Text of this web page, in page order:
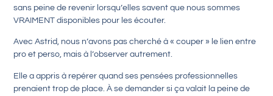
sans peine de revenir lorsqu’elles savent que nous sommes
VRAIMENT disponibles pour les écouter.
Avec Astrid, nous n’avons pas cherché à « couper » le lien entre
pro et perso, mais à l’observer autrement.
Elle a appris à repérer quand ses pensées professionnelles
prenaient trop de place. À se demander si ça valait la peine de